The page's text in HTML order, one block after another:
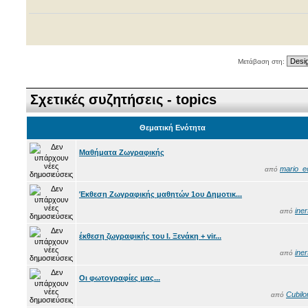
Μετάβαση στη:
Σχετικές συζητήσεις - topics
Θεματική Ενότητα
Μαθήματα Ζωγραφικής
από
Έκθεση Ζωγραφικής μαθητών 1ου Δημοτικ...
από
έκθεση ζωγραφικής του Ι. Ξενάκη + vir...
από
Οι φωτογραφίες μας...
από